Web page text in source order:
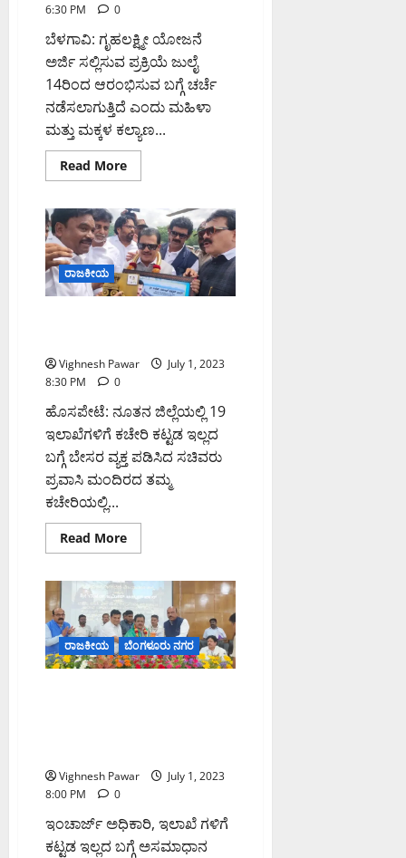
6:30 PM
0
ಬೆಳಗಾವಿ: ಗೃಹಲಕ್ಷ್ಮೀ ಯೋಜನೆ
ಅರ್ಜಿ ಸಲ್ಲಿಸುವ ಪ್ರಕ್ರಿಯೆ ಜುಲೈ
14ರಿಂದ ಆರಂಭಿಸುವ ಬಗ್ಗೆ ಚರ್ಚೆ
ನಡೆಸಲಾಗುತ್ತಿದೆ ಎಂದು ಮಹಿಳಾ
ಮತ್ತು ಮಕ್ಕಳ ಕಲ್ಯಾಣ...
Read MoreRead
more
ಸರ್ಕಾರ,
ಸಮೃದ್ಧ
ಕರ್ನಾಟಕವೇ
ನಮ್ಮ
ಗುರಿ;
ಸಚಿವೆ
ಲಕ್ಷ್ಮಿ
ರಾಜಕೀಯ
Vighnesh Pawar
July 1, 2023
8:30 PM
0
ಹೊಸಪೇಟೆ: ನೂತನ ಜಿಲ್ಲೆಯಲ್ಲಿ 19
ಇಲಾಖೆಗಳಿಗೆ ಕಚೇರಿ ಕಟ್ಟಡ ಇಲ್ಲದ
ಬಗ್ಗೆ ಬೇಸರ ವ್ಯಕ್ತ ಪಡಿಸಿದ ಸಚಿವರು
ಪ್ರವಾಸಿ ಮಂದಿರದ ತಮ್ಮ
ಕಚೇರಿಯಲ್ಲಿ...
Read MoreRead
more
ಸಚಿವರ
ಕಟ್ಟಡ
ಬಳಸಿ
ಎಂದ
ಜಮೀರ್
ಅಹಮದ್
ಖಾನ್
ರಾಜಕೀಯ ಬೆಂಗಳೂರು ನಗರ
Vighnesh Pawar
July 1, 2023
8:00 PM
0
ಇಂಚಾರ್ಜ್ ಅಧಿಕಾರಿ, ಇಲಾಖೆ ಗಳಿಗೆ
ಕಟ್ಟಡ ಇಲ್ಲದ ಬಗ್ಗೆ ಅಸಮಾಧಾನ